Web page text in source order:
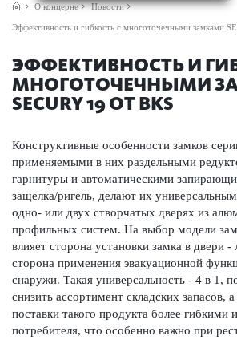
О концерне Новости
Эффективность и гибкость с многоточечными замками
ЭФФЕКТИВНОСТЬ И
МНОГОТОЧЕЧНЫМИ
SECURY 19 ОТ BKS
Конструктивные особенности замков
применяемыми в них раздельными
гарнитуры и автоматическими
защелка/ригель, делают их
одно- или двух створчатых дверях из
профильных систем. На выбор модели
влияет сторона установки замка в двери -
сторона применения эвакуационной
снаружи. Такая универсальность - 4 в 1,
снизить ассортимент складских запасов, а
поставки такого продукта более гибкими
потребителя, что особенно важно при